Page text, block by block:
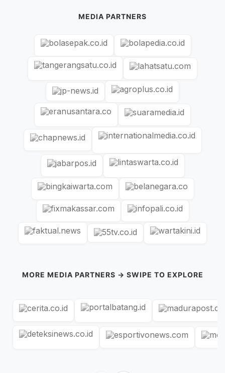
MEDIA PARTNERS
MORE MEDIA PARTNERS → SWIPE TO EXPLORE